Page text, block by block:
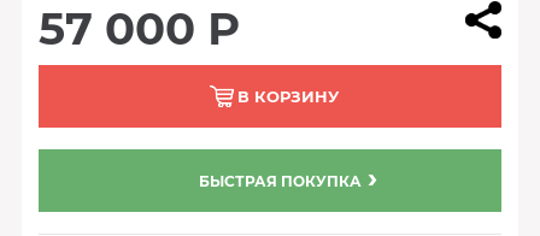
57 000 Р
В КОРЗИНУ
БЫСТРАЯ ПОКУПКА